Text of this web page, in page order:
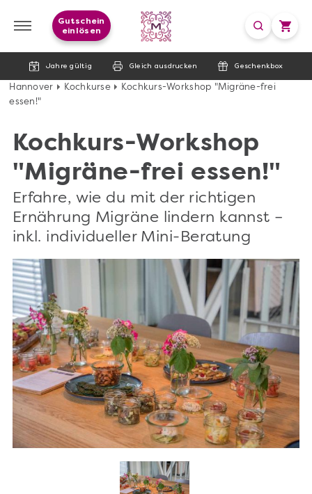
Jahre gültig Gleich ausdrucken Geschenkbox
Gutschein
einlösen
Hannover Kochkurse
Kochkurs-Workshop "Migräne-frei
essen!"
Kochkurs-Workshop
"Migräne-frei essen!"
Erfahre, wie du mit der richtigen
Ernährung Migräne lindern kannst –
inkl. individueller Mini-Beratung